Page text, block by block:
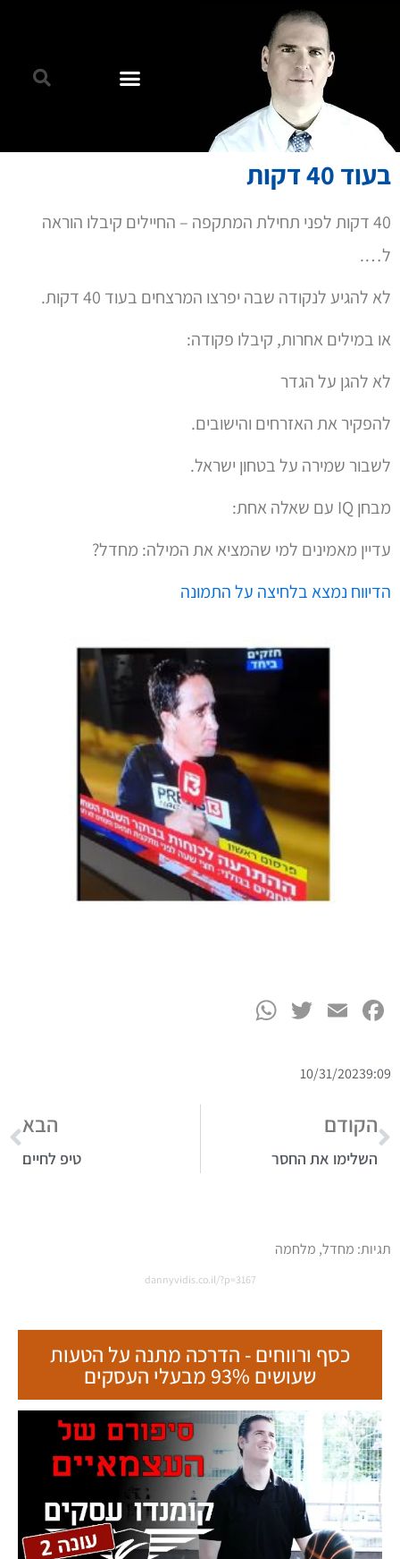
בעוד 40 דקות
40 דקות לפני תחילת המתקפה – החיילים קיבלו הוראה
ל….
לא להגיע לנקודה שבה יפרצו המרצחים בעוד 40 דקות.
או במילים אחרות, קיבלו פקודה:
לא להגן על הגדר
להפקיר את האזרחים והישובים.
לשבור שמירה על בטחון ישראל.
מבחן IQ עם שאלה אחת:
עדיין מאמינים למי שהמציא את המילה: מחדל?
הדיווח נמצא בלחיצה על התמונה
Facebook
Email
Twitter
9:09
10/31/2023
הקודם
השלימו את החסר
הבא
טיפ לחיים
תגיות: מחדל, מלחמה
dannyvidis.co.il/?p=3167
כסף ורווחים - הדרכה מתנה על הטעות
שעושים 93% מבעלי העסקים